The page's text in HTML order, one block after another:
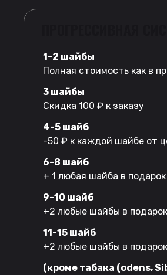
1-2 шайбы
Полная стоимость как в
3 шайбы
Скидка 100 ₽ к заказу
4-5 шайб
-50 ₽ к каждой шайбе от
6-8 шайб
+ 1 любая шайба в
9-10 шайб
+2 любые шайбы в
11-15 шайб
+2 любые шайбы в
(кроме табака (odens,